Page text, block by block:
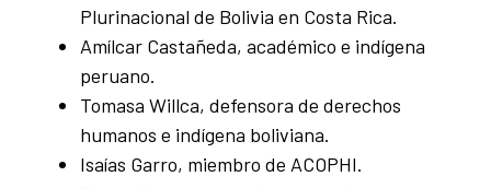
Plurinacional de Bolivia en Costa Rica.
Amílcar Castañeda, académico e indígena
peruano.
Tomasa Willca, defensora de derechos
humanos e indígena boliviana.
Isaías Garro, miembro de ACOPHI.